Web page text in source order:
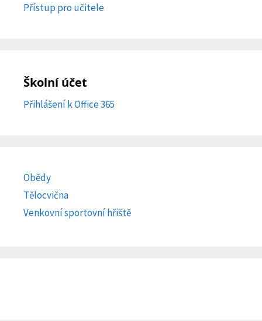
Přístup pro učitele
Školní účet
Přihlášení k Office 365
Obědy
Tělocvična
Venkovní sportovní hřiště